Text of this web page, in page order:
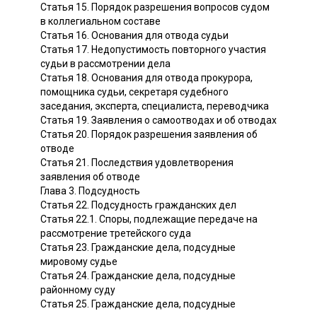
Статья 15. Порядок разрешения вопросов судом
в коллегиальном составе
Статья 16. Основания для отвода судьи
Статья 17. Недопустимость повторного участия
судьи в рассмотрении дела
Статья 18. Основания для отвода прокурора,
помощника судьи, секретаря судебного
заседания, эксперта, специалиста, переводчика
Статья 19. Заявления о самоотводах и об отводах
Статья 20. Порядок разрешения заявления об
отводе
Статья 21. Последствия удовлетворения
заявления об отводе
Глава 3. Подсудность
Статья 22. Подсудность гражданских дел
Статья 22.1. Споры, подлежащие передаче на
рассмотрение третейского суда
Статья 23. Гражданские дела, подсудные
мировому судье
Статья 24. Гражданские дела, подсудные
районному суду
Статья 25. Гражданские дела, подсудные